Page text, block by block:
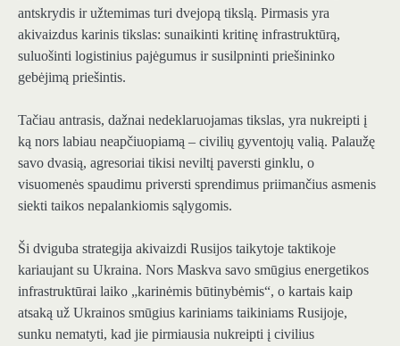
antskrydis ir užtemimas turi dvejopą tikslą. Pirmasis yra
akivaizdus karinis tikslas: sunaikinti kritinę infrastruktūrą,
suluošinti logistinius pajėgumus ir susilpninti priešininko
gebėjimą priešintis.
Tačiau antrasis, dažnai nedeklaruojamas tikslas, yra nukreipti į
ką nors labiau neapčiuopiamą – civilių gyventojų valią. Palaužę
savo dvasią, agresoriai tikisi neviltį paversti ginklu, o
visuomenės spaudimu priversti sprendimus priimančius asmenis
siekti taikos nepalankiomis sąlygomis.
Ši dviguba strategija akivaizdi Rusijos taikytoje taktikoje
kariaujant su Ukraina. Nors Maskva savo smūgius energetikos
infrastruktūrai laiko „karinėmis būtinybėmis“, o kartais kaip
atsaką už Ukrainos smūgius kariniams taikiniams Rusijoje,
sunku nematyti, kad jie pirmiausia nukreipti į civilius